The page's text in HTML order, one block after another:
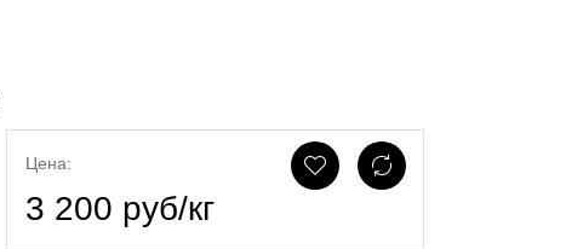
Цена:
3 200 руб/кг